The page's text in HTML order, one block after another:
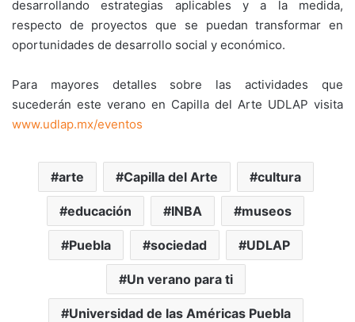
desarrollando estrategias aplicables y a la medida,
respecto de proyectos que se puedan transformar en
oportunidades de desarrollo social y económico.
Para mayores detalles sobre las actividades que
sucederán este verano en Capilla del Arte UDLAP visita
www.udlap.mx/eventos
arte Capilla del Arte cultura
educación INBA museos
Puebla sociedad UDLAP
Un verano para ti
Universidad de las Américas Puebla